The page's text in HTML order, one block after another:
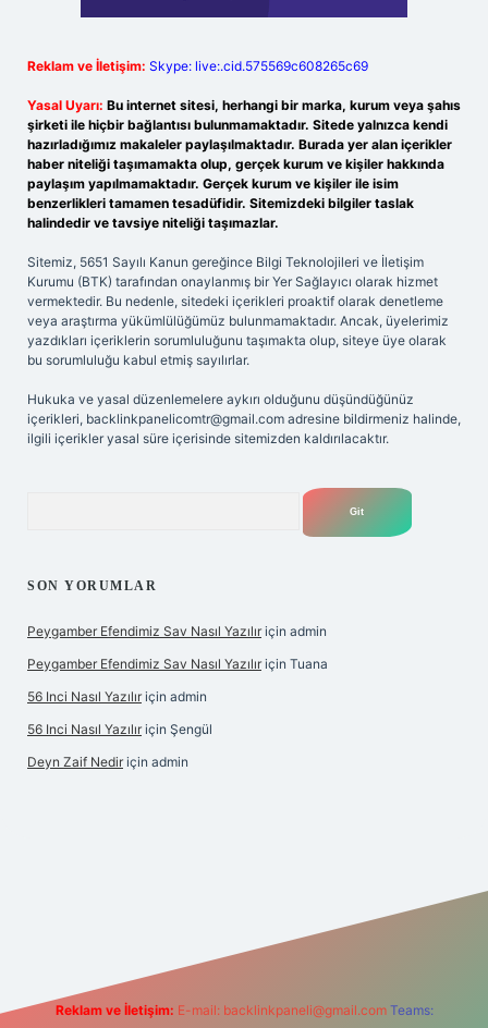
Reklam ve İletişim: Skype: live:.cid.575569c608265c69
Yasal Uyarı: Bu internet sitesi, herhangi bir marka, kurum veya şahıs
şirketi ile hiçbir bağlantısı bulunmamaktadır. Sitede yalnızca kendi
hazırladığımız makaleler paylaşılmaktadır. Burada yer alan içerikler
haber niteliği taşımamakta olup, gerçek kurum ve kişiler hakkında
paylaşım yapılmamaktadır. Gerçek kurum ve kişiler ile isim
benzerlikleri tamamen tesadüfidir. Sitemizdeki bilgiler taslak
halindedir ve tavsiye niteliği taşımazlar.
Sitemiz, 5651 Sayılı Kanun gereğince Bilgi Teknolojileri ve İletişim
Kurumu (BTK) tarafından onaylanmış bir Yer Sağlayıcı olarak hizmet
vermektedir. Bu nedenle, sitedeki içerikleri proaktif olarak denetleme
veya araştırma yükümlülüğümüz bulunmamaktadır. Ancak, üyelerimiz
yazdıkları içeriklerin sorumluluğunu taşımakta olup, siteye üye olarak
bu sorumluluğu kabul etmiş sayılırlar.
Hukuka ve yasal düzenlemelere aykırı olduğunu düşündüğünüz
içerikleri, backlinkpanelicomtr@gmail.com adresine bildirmeniz halinde,
ilgili içerikler yasal süre içerisinde sitemizden kaldırılacaktır.
SON YORUMLAR
Peygamber Efendimiz Sav Nasıl Yazılır için admin
Peygamber Efendimiz Sav Nasıl Yazılır için Tuana
56 Inci Nasıl Yazılır için admin
56 Inci Nasıl Yazılır için Şengül
Deyn Zaif Nedir için admin
Reklam ve İletişim: E-mail: backlinkpaneli@gmail.com Teams: